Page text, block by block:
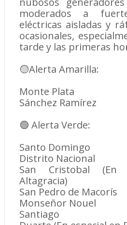
moderados a
eléctricas aisladas y
ocasionales,
tarde y las primeras
🟡Alerta Amarilla:
Monte Plata
Sánchez Ramírez
🟢 Alerta Verde:
Santo Domingo
Distrito Nacional
San Cristobal (En
Altagracia)
San Pedro de Macorís
Monseñor Nouel
Santiago